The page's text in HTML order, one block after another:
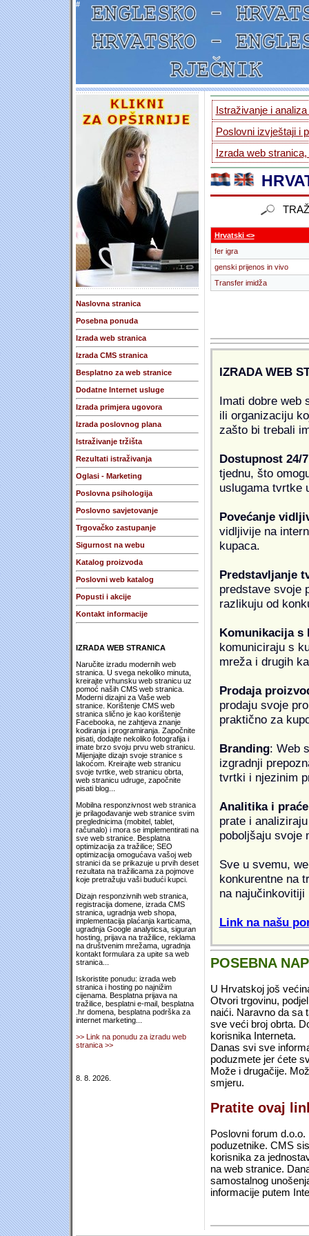
#
Naslovna stranica
Posebna ponuda
Izrada web stranica
Izrada CMS stranica
Besplatno za web stranice
Dodatne Internet usluge
Izrada primjera ugovora
Izrada poslovnog plana
Istraživanje tržišta
Rezultati istraživanja
Oglasi - Marketing
Poslovna psihologija
Poslovno savjetovanje
Trgovačko zastupanje
Sigurnost na webu
Katalog proizvoda
Poslovni web katalog
Popusti i akcije
Kontakt informacije
IZRADA WEB STRANICA
Naručite izradu modernih web
stranica. U svega nekoliko minuta,
kreirajte vrhunsku web stranicu uz
pomoć naših CMS web stranica.
Moderni dizajni za Vaše web
stranice. Korištenje CMS web
stranica slično je kao korištenje
Facebooka, ne zahtjeva znanje
kodiranja i programiranja. Započnite
pisati, dodajte nekoliko fotografija i
imate brzo svoju prvu web stranicu.
Mijenjajte dizajn svoje stranice s
lakoćom. Kreirajte web stranicu
svoje tvrtke, web stranicu obrta,
web stranicu udruge, započnite
pisati blog...
Mobilna responzivnost web stranica
je prilagođavanje web stranice svim
preglednicima (mobitel, tablet,
računalo) i mora se implementirati na
sve web stranice. Besplatna
optimizacija za tražilice; SEO
optimizacija omogućava vašoj web
stranici da se prikazuje u prvih deset
rezultata na tražilicama za pojmove
koje pretražuju vaši budući kupci.
Dizajn responzivnih web stranica,
registracija domene, izrada CMS
stranica, ugradnja web shopa,
implementacija plaćanja karticama,
ugradnja Google analyticsa, siguran
hosting, prijava na tražilice, reklama
na društvenim mrežama, ugradnja
kontakt formulara za upite sa web
stranica...
Iskoristite ponudu: izrada web
stranica i hosting po najnižim
cijenama. Besplatna prijava na
tražilice, besplatni e-mail, besplatna
.hr domena, besplatna podrška za
internet marketing...
>> Link na ponudu za izradu web
stranica >>
8. 8. 2026.
Istraživanje i
Poslovni izvještaji i
Izrada web
Hrvatski <>
fer igra
genski prijenos in vivo
Transfer imidža
IZRADA WEB
Imati dobre web
ili organizaciju
zašto bi trebali
Dostupnost 24/7
tjednu, što
uslugama tvrtke
Povećanje
vidljivije na
kupaca.
Predstavljanje
predstave svoje
razlikuju od
Komunikacija s
komuniciraju s
mreža i drugih
Prodaja
prodaju svoje
praktično za
Branding: Web
izgradnji
tvrtki i njezinim
Analitika i
prate i
poboljšaju svoje
Sve u svemu,
konkurentne na
na najučinkovitiji
Link na našu
POSEBNA
U Hrvatskoj još
Otvori trgovinu,
naići. Naravno da sa
sve veći broj obrta.
korisnika Interneta.
Danas svi sve
poduzmete jer ćete
Može i drugačije.
smjeru.
Pratite ovaj
Poslovni forum
poduzetnike. CMS
korisnika za
na web stranice.
samostalnog
informacije putem